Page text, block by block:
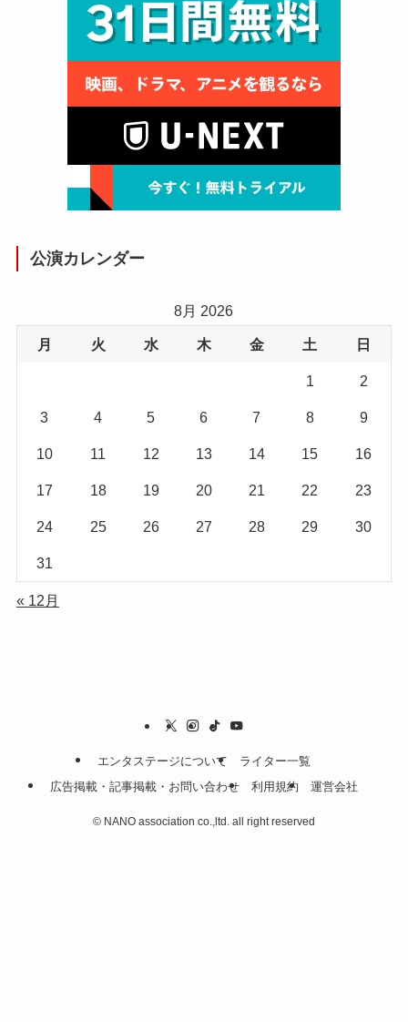
公演カレンダー
8月 2026
月 火 水 木 金 土 日
1 2
3 4 5 6 7 8 9
10 11 12 13 14 15 16
17 18 19 20 21 22 23
24 25 26 27 28 29 30
31
« 12月
エンタステージについて
ライター一覧
広告掲載・記事掲載・お問い合わせ
利用規約 運営会社
© NANO association co.,ltd. all right reserved